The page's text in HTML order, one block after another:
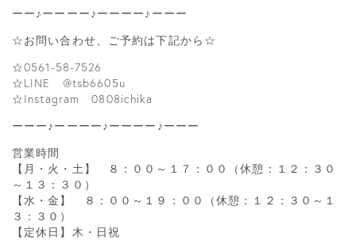
ーー♪ーーーー♪ーーーー♪ーーー
☆お問い合わせ、ご予約は下記から☆
☆0561-58-7526
☆LINE @tsb6605u
☆Instagram 0808ichika
ーーー♪ーーーー♪ーーーー♪ーーー
営業時間
【月・火・土】 ８：００～１７：００（休憩：１２：３０
～１３：３０）
【水・金】 ８：００～１９：００（休憩：１２：３０～１
３：３０）
【定休日】木・日祝